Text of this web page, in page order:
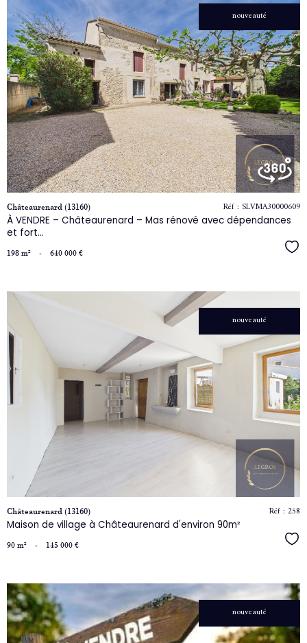
nouveauté
voir
le
bien
Châteaurenard (13160)
À VENDRE – Châteaurenard – Mas rénové avec dépendances
et fort...
Réf : SLVMA30000609
198 m² - 640 000 €
nouveauté
voir
le
bien
Châteaurenard (13160)
Maison de village à Châteaurenard d'environ 90m²
Réf : 258
90 m² - 145 000 €
nouveauté
voir